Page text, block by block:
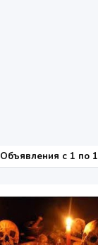
Объявления c 1 по 1